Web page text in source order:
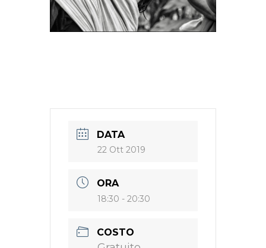
DATA
22 Ott 2019
ORA
18:30 - 20:30
COSTO